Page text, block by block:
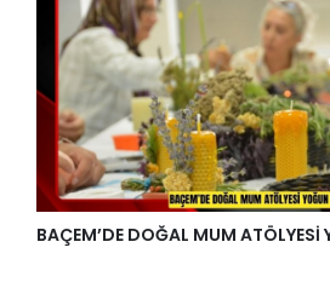
BAÇEM’DE DOĞAL MUM ATÖLYESİ